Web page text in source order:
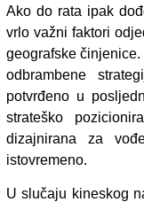
Ako do rata ipak
vrlo važni faktori
geografske
odbrambene
potvrđeno u
strateško
dizajnirana za
istovremeno.
U slučaju kineskog